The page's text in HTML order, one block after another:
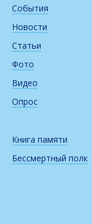
События
Новости
Статьи
Фото
Видео
Опрос
Книга памяти
Бессмертный полк